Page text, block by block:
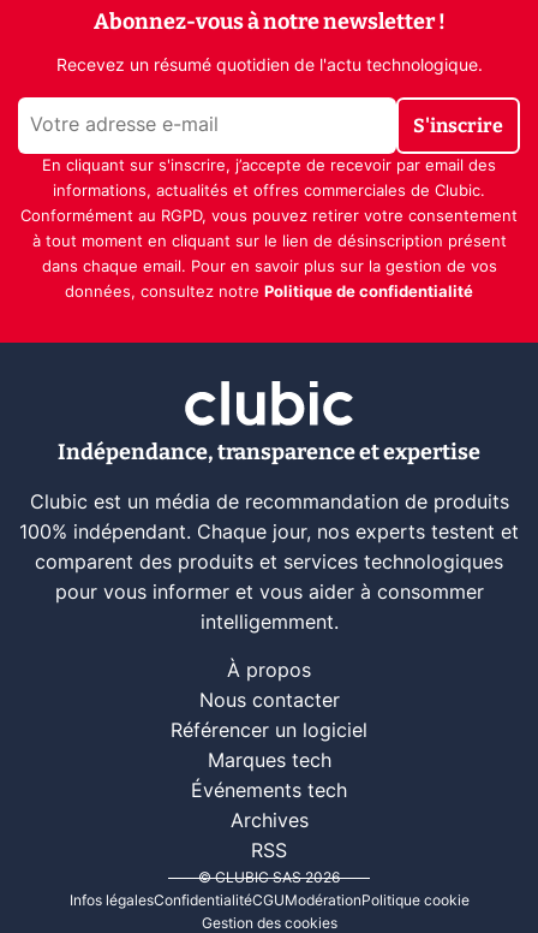
Abonnez-vous à notre newsletter !
Recevez un résumé quotidien de l'actu technologique.
S'inscrire
En cliquant sur s'inscrire, j’accepte de recevoir par email des
informations, actualités et offres commerciales de Clubic.
Conformément au RGPD, vous pouvez retirer votre consentement
à tout moment en cliquant sur le lien de désinscription présent
dans chaque email. Pour en savoir plus sur la gestion de vos
données, consultez notre Politique de confidentialité
Indépendance, transparence et expertise
Clubic est un média de recommandation de produits
100% indépendant. Chaque jour, nos experts testent et
comparent des produits et services technologiques
pour vous informer et vous aider à consommer
intelligemment.
À propos
Nous contacter
Référencer un logiciel
Marques tech
Événements tech
Archives
RSS
© CLUBIC SAS 2026
Infos légalesConfidentialitéCGUModérationPolitique cookie
Gestion des cookies